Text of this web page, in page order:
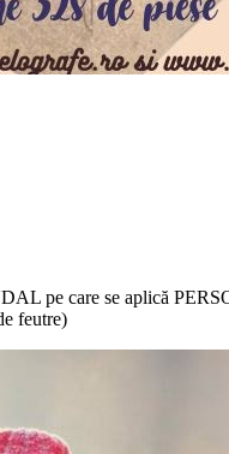
pe care se aplică
feutre)